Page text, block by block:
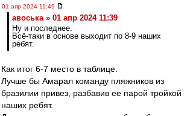
01 апр 2024 11:49
авоська » 01 апр 2024 11:39
Ну и последнее.
Всё-таки в основе выходит по 8-9 наших
ребят.
Как итог 6-7 место в таблице.
Лучше бы Амарал команду пляжников из
бразилии привез, разбавив ее парой тройкой
наших ребят.